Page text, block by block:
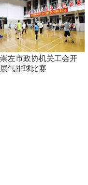
崇左市政协机关工会开
展气排球比赛